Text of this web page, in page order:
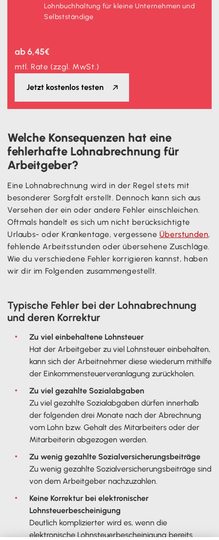
Lohnbuchhaltung für kleine Unternehmen und
Selbstständige
ab 6,45€
mtl. Rate (zzgl. MwSt.)
Jetzt kostenlos testen
Welche Konsequenzen hat eine
fehlerhafte Lohnabrechnung für
Arbeitgeber?
Eine Lohnabrechnung wird in der Regel stets mit
besonderer Sorgfalt erstellt. Dennoch kann sich aus
Versehen der ein oder andere Fehler einschleichen.
Oftmals handelt es sich um nicht berücksichtigte
Urlaubs- oder Krankentage, vergessene Überstunden,
fehlende Arbeitsstunden oder übersehene Zuschläge.
Wie du verschiedene Fehler korrigieren kannst, haben
wir dir im Folgenden zusammengestellt.
Typische Fehler bei der Lohnabrechnung
und deren Korrektur
Zu viel einbehaltene Lohnsteuer
Hat der Arbeitgeber zu viel Lohnsteuer einbehalten,
kann sich der Arbeitnehmer diese wiederum mithilfe
der Einkommensteuerveranlagung zurückholen.
Zu viel gezahlte Sozialabgaben
Zu viel gezahlte Sozialabgaben dürfen innerhalb
der folgenden drei Monate nach der Abrechnung
vom Lohn bzw. Gehalt des Mitarbeiters oder der
Mitarbeiterin abgezogen werden.
Zu wenig gezahlte Sozialversicherungsbeiträge
Zu wenig gezahlte Sozialversicherungsbeiträge sind
von dem Arbeitgeber nachzuzahlen.
Keine Korrektur bei elektronischer
Lohnsteuerbescheinigung
Deutlich komplizierter wird es, wenn die
elektronische Lohnsteuerbescheinigung bereits